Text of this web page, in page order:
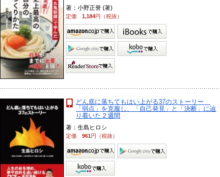
著：小野正誉 (著)
定価1,184円（税抜）
どん底に落ちてもはい上がる37のストーリー
「弱点」を克服し、「自己発見」と「決断」に辿
り着いた２週間
著：生島ヒロシ
定価961円（税抜）